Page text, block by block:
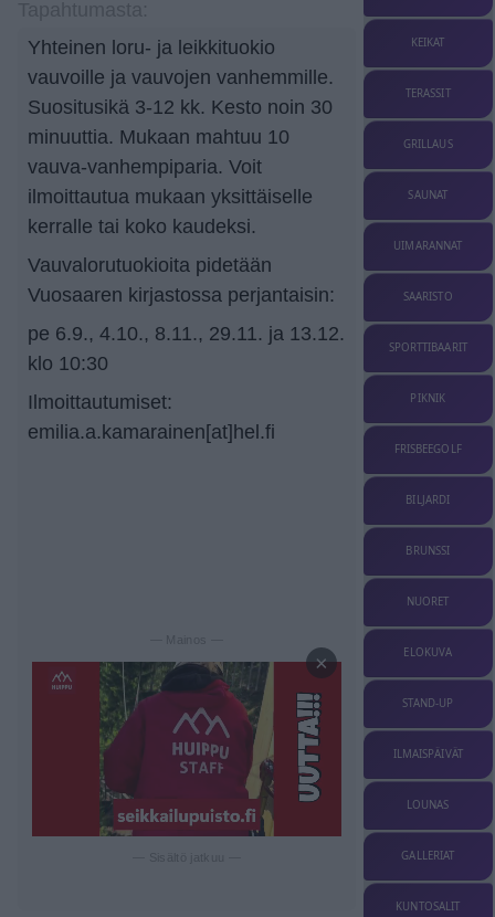
Yhteinen loru- ja leikkituokio
vauvoille ja vauvojen vanhemmille.
Suositusikä 3-12 kk. Kesto noin 30
minuuttia. Mukaan mahtuu 10
vauva-vanhempiparia. Voit
ilmoittautua mukaan yksittäiselle
kerralle tai koko kaudeksi.
Vauvalorutuokioita pidetään
Vuosaaren kirjastossa perjantaisin:
pe 6.9., 4.10., 8.11., 29.11. ja 13.12.
klo 10:30
Ilmoittautumiset:
emilia.a.kamarainen[at]hel.fi
×
KEIKAT
TERASSIT
GRILLAUS
SAUNAT
UIMARANNAT
SAARISTO
SPORTTIBAARIT
PIKNIK
FRISBEEGOLF
BILJARDI
BRUNSSI
NUORET
ELOKUVA
STAND-UP
ILMAISPÄIVÄT
LOUNAS
GALLERIAT
KUNTOSALIT